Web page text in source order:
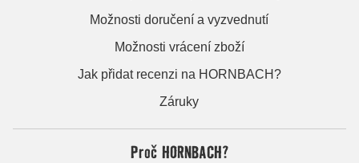
Možnosti doručení a vyzvednutí
Možnosti vrácení zboží
Jak přidat recenzi na HORNBACH?
Záruky
Proč HORNBACH?